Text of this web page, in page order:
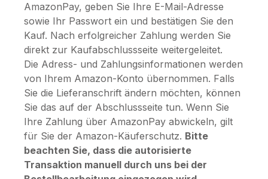
AmazonPay, geben Sie Ihre E-Mail-Adresse
sowie Ihr Passwort ein und bestätigen Sie den
Kauf. Nach erfolgreicher Zahlung werden Sie
direkt zur Kaufabschlussseite weitergeleitet.
Die Adress- und Zahlungsinformationen werden
von Ihrem Amazon-Konto übernommen. Falls
Sie die Lieferanschrift ändern möchten, können
Sie das auf der Abschlussseite tun. Wenn Sie
Ihre Zahlung über AmazonPay abwickeln, gilt
für Sie der Amazon-Käuferschutz. Bitte
beachten Sie, dass die autorisierte
Transaktion manuell durch uns bei der